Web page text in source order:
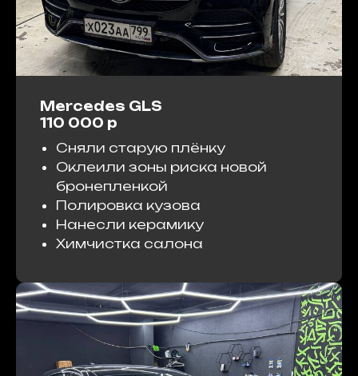
Mercedes GLS
110 000 р
Сняли старую плёнку
Оклеили зоны риска новой
бронепленкой
Полировка кузова
Нанесли керамику
Химчистка салона